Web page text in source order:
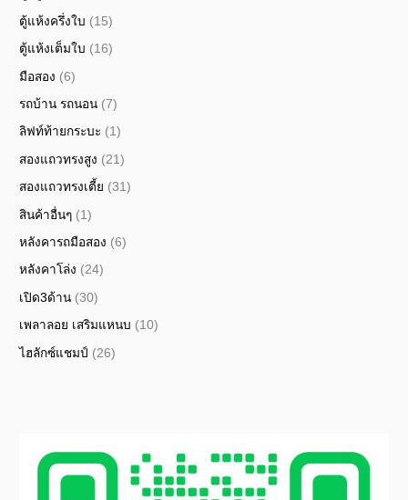
ตู้แห้งครึ่งใบ (15)
ตู้แห้งเต็มใบ (16)
มือสอง (6)
รถบ้าน รถนอน (7)
ลิฟท์ท้ายกระบะ (1)
สองแถวทรงสูง (21)
สองแถวทรงเตี้ย (31)
สินค้าอื่นๆ (1)
หลังคารถมือสอง (6)
หลังคาโล่ง (24)
เปิด3ด้าน (30)
เพลาลอย เสริมแหนบ (10)
ไฮลักซ์แชมป์ (26)